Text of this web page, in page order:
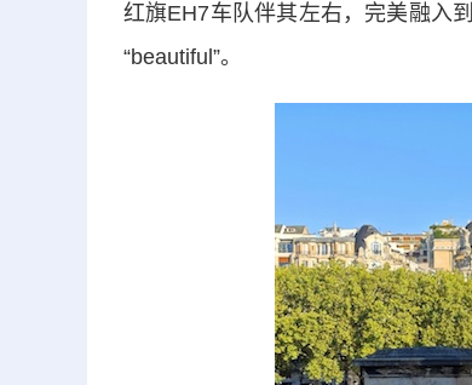
红旗EH7车队伴其左右，完美融入
“beautiful”。